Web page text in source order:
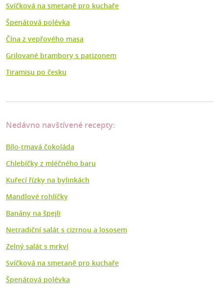
Svíčková na smetaně pro kuchaře
Špenátová polévka
Čína z vepřového masa
Grilované brambory s patizonem
Tiramisu po česku
Nedávno navštívené recepty:
Bílo-tmavá čokoláda
Chlebíčky z mléčného baru
Kuřecí řízky na bylinkách
Mandlové rohlíčky
Banány na špejli
Netradiční salát s cizrnou a lososem
Zelný salát s mrkví
Svíčková na smetaně pro kuchaře
Špenátová polévka